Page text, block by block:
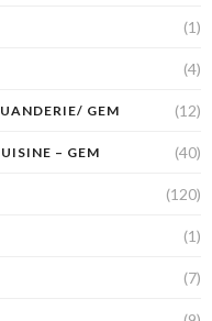
(1)
(4)
GEM (12)
– GEM (40)
(120)
(1)
(7)